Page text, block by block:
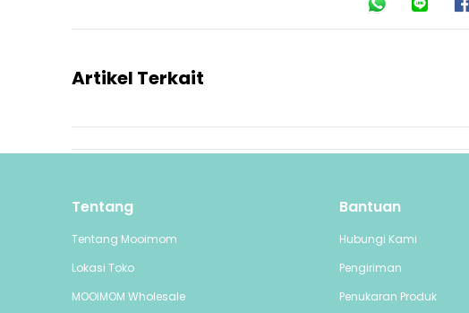
Artikel Terkait
Tentang
Tentang Mooimom
Lokasi Toko
MOOIMOM Wholesale
Bantuan
Hubungi Kami
Pengiriman
Penukaran Produk